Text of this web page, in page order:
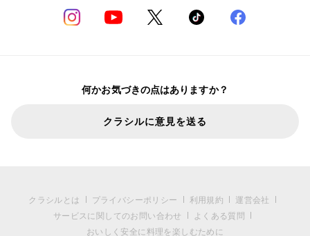
何かお気づきの点はありますか？
クラシルに意見を送る
クラシルとは プライバシーポリシー 利用規約
運営会社
サービスに関してのお問い合わせ
よくある質問
おいしく安全に料理を楽しむために